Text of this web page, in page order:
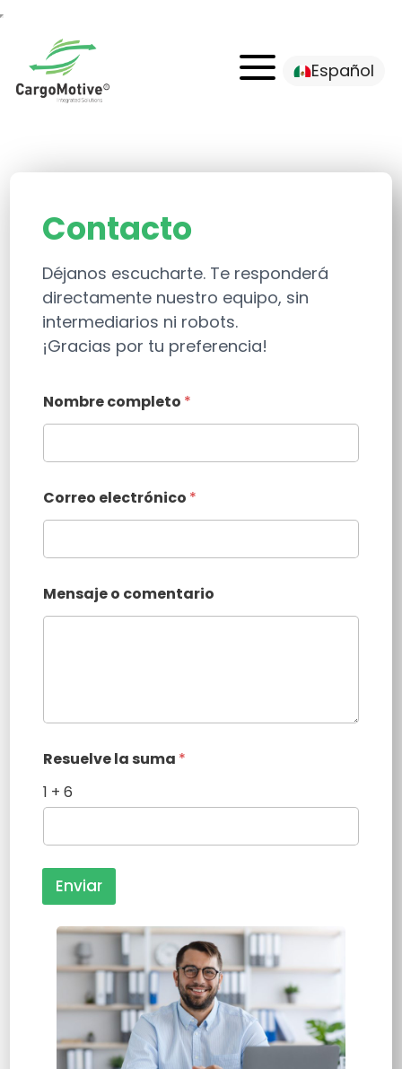
Español
Contacto
Déjanos escucharte. Te responderá
directamente nuestro equipo, sin
intermediarios ni robots.
¡Gracias por tu preferencia!
Nombre completo *
Correo electrónico *
Mensaje o comentario
Resuelve la suma *
1 + 6
Enviar